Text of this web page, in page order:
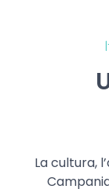
La cultura,